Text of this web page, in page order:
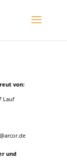
von:
Lauf
und